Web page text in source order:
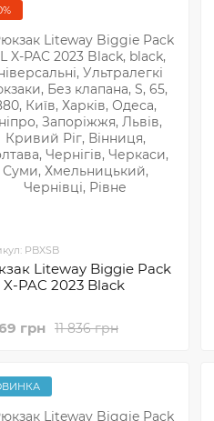
PBXSB
Liteway Biggie Pack
X-PAC 2023 Black
11 836 грн
грн